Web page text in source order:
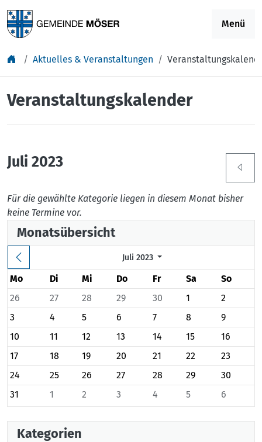
Menü
Aktuelles & Veranstaltungen
Veranstaltungskalender
Juli 2023
Für die gewählte Kategorie liegen in diesem Monat bisher
keine Termine vor.
Monatsübersicht
Juli 2023
Mo Di Mi Do Fr Sa
So
26
27 28 29 30 1
2
3
4 5 6 7 8
9
10
11 12 13 14 15
16
17
18 19 20 21 22
23
24
25 26 27 28 29
30
31
1 2 3 4 5 6
Kategorien